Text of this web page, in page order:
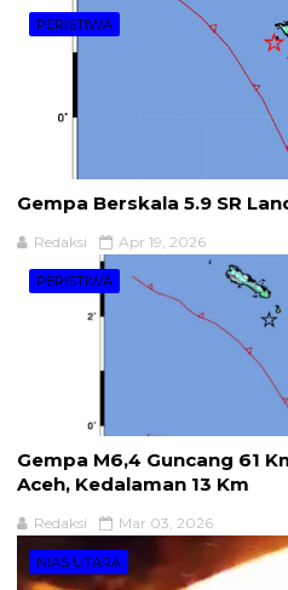
PERISTIWA
Gempa Berskala 5.9 SR
Redaksi Apr 19, 2026
PERISTIWA
Gempa M6,4 Guncang 61
Aceh, Kedalaman 13 Km
Redaksi Mar 03, 2026
NIAS UTARA